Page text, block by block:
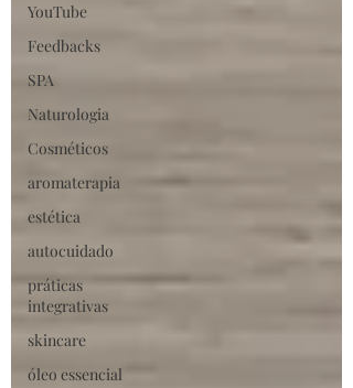
YouTube
Feedbacks
SPA
Naturologia
Cosméticos
aromaterapia
estética
autocuidado
práticas
integrativas
skincare
óleo essencial